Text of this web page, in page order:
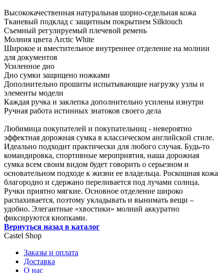
Высококачественная натуральная шорно-седельная кожа
Тканевый подклад с защитным покрытием Silktouch
Съемный регулируемый плечевой ремень
Молния цвета Arctic White
Широкое и вместительное внутреннее отделение на молнии
для документов
Усиленное дно
Дно сумки защищено ножками
Дополнительно прошиты испытывающие нагрузку узлы и
элементы модели
Каждая ручка и заклепка дополнительно усилены изнутри
Ручная работа истинных знатоков своего дела
Любимица покупателей и покупательниц - невероятно
эффектная дорожная сумка в классическом английской стиле.
Идеально подходит практически для любого случая. Будь-то
командировка, спортивные мероприятия, наша дорожная
сумка всем своим видом будет говорить о серьезном и
основательном подходе к жизни ее владельца. Роскошная кожа
благородно и сдержано переливается под лучами солнца.
Ручки приятно мягкие. Основное отделение широко
распахивается, поэтому укладывать и вынимать вещи –
удобно. Элегантные «хвостики» молний аккуратно
фиксируются кнопками.
Вернуться назад в каталог
Castel Shop
Заказы и оплата
Доставка
О нас